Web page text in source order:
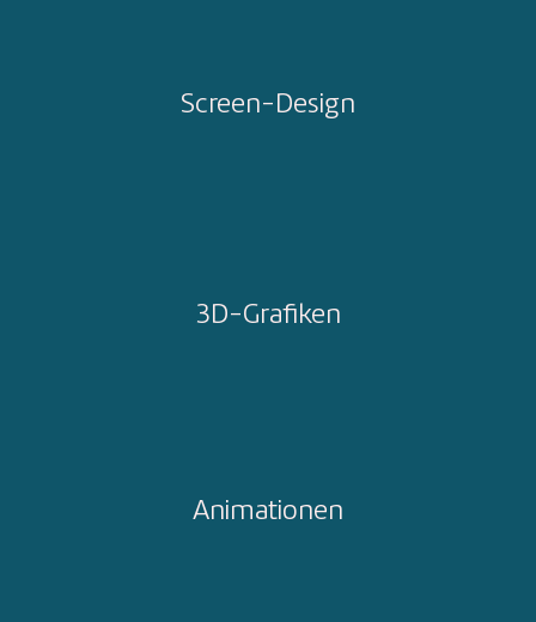
Screen-Design
3D-Grafiken
Animationen